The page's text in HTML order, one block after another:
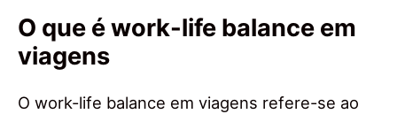
O que é work-life balance em
viagens
O work-life balance em viagens refere-se ao